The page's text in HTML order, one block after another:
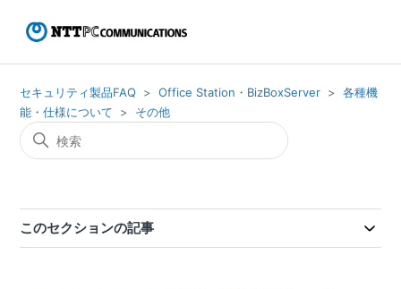
セキュリティ製品FAQ Office Station・BizBoxServer
各種機
能・仕様について
その他
このセクションの記事